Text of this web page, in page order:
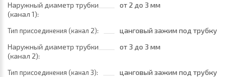
Наружный диаметр трубки
(канал 1):
от 2 до 3 мм
Тип присоединения (канал 2):
цанговый зажим под трубку
Наружный диаметр трубки
(канал 2):
от 3 до 3 мм
Тип присоединения (канал 3):
цанговый зажим под трубку